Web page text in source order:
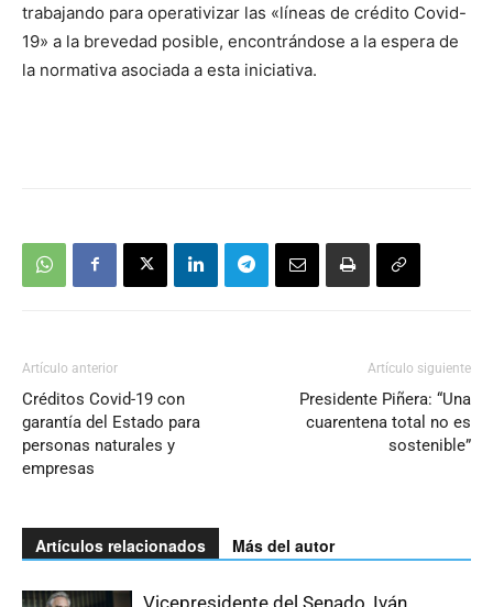
trabajando para operativizar las «líneas de crédito Covid-
19» a la brevedad posible, encontrándose a la espera de
la normativa asociada a esta iniciativa.
Artículo anterior
Créditos Covid-19 con
garantía del Estado para
personas naturales y
empresas
Artículo siguiente
Presidente Piñera: “Una
cuarentena total no es
sostenible”
Artículos relacionados Más del autor
Vicepresidente del Senado, Iván